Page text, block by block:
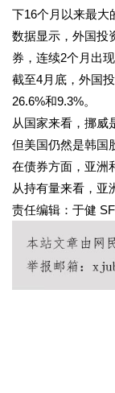
下16个月以来最大
数据显示，外国投
券，连续2个月出现
截至4月底，外国
26.6%和9.3%。
从国家来看，挪威
但美国仍然是韩国
在债券方面，亚洲
从持有量来看，亚
责任编辑：于健